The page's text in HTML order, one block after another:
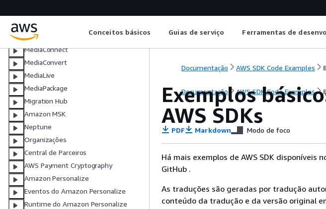
Conceitos básicos Guias de serviço Ferramentas de
AWS Marketplace API do catálogo
AWS Marketplace API do contrato
MediaConnect
MediaConvert
MediaLive
MediaPackage
Migration Hub
Amazon MSK
Neptune
Organizações
Central de Parceiros
AWS Payment Cryptography
Amazon Personalize
Eventos do Amazon Personalize
Runtime do Amazon Personalize
Documentação AWS SDK Code Examples
Documentação AWS SDK Code Examples
Exemplos
AWS SDKs
PDF Markdown Modo de foco
Há mais exemplos de AWS SDK disponíveis
GitHub .
As traduções são geradas por tradução
conteúdo da tradução e da versão original